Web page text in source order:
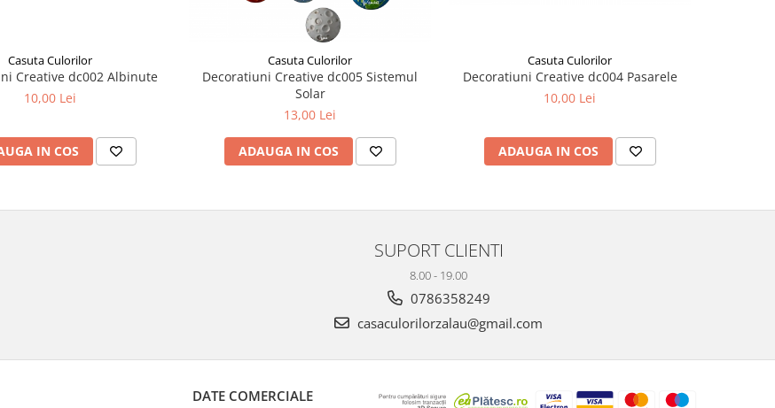
Casuta Culorilor
Creative dc002 Albinute
10,00 Lei
IN COS
Casuta Culorilor
Decoratiuni Creative dc005 Sistemul
Solar
13,00 Lei
ADAUGA IN COS
Casuta Culorilor
Decoratiuni Creative dc004 Pasarele
10,00 Lei
ADAUGA IN COS
SUPORT CLIENTI
8.00 - 19.00
0786358249
casaculorilorzalau@gmail.com
DATE COMERCIALE